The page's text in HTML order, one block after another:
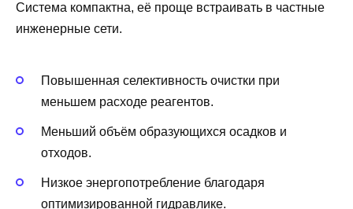
Система компактна, её проще встраивать в частные
инженерные сети.
Повышенная селективность очистки при
меньшем расходе реагентов.
Меньший объём образующихся осадков и
отходов.
Низкое энергопотребление благодаря
оптимизированной гидравлике.